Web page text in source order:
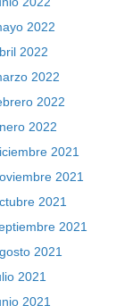
2022
2022
2022
2022
2022
2021
2021
2021
2021
2021
2021
2021